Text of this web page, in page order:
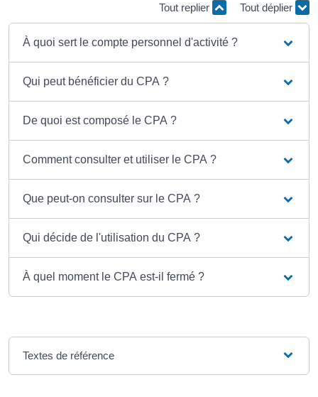
Tout replier Tout déplier
À quoi sert le compte personnel d'activité ?
Qui peut bénéficier du CPA ?
De quoi est composé le CPA ?
Comment consulter et utiliser le CPA ?
Que peut-on consulter sur le CPA ?
Qui décide de l'utilisation du CPA ?
À quel moment le CPA est-il fermé ?
Textes de référence